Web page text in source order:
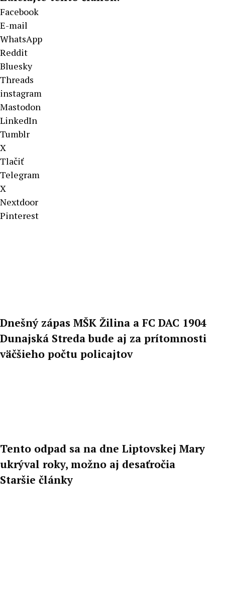
Facebook
E-mail
WhatsApp
Reddit
Bluesky
Threads
instagram
Mastodon
LinkedIn
Tumblr
X
Tlačiť
Telegram
X
Nextdoor
Pinterest
Dnešný zápas MŠK Žilina a FC DAC 1904
Dunajská Streda bude aj za prítomnosti
väčšieho počtu policajtov
Tento odpad sa na dne Liptovskej Mary
ukrýval roky, možno aj desaťročia
Staršie články